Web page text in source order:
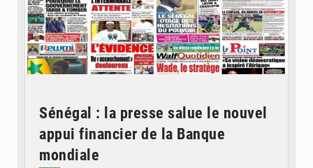
Sénégal : la presse salue le nouvel
appui financier de la Banque
mondiale